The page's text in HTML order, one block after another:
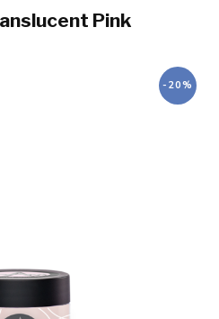
Pink
-20%